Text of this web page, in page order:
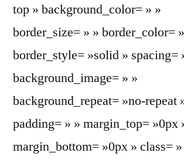
top » background_color= » »
border_size= » » border_color=
border_style= »solid » spacing=
background_image= » »
background_repeat= »no-repeat
padding= » » margin_top= »0px
margin_bottom= »0px » class=